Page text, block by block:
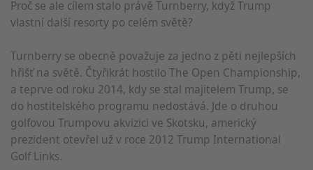
Proč se ale cílem stalo právě Turnberry, když Trump
vlastní další resorty po celém světě?
Turnberry se obecně považuje za jedno z pěti nejlepších
hřišť na světě. Čtyřikrát hostilo The Open Championship,
a teprve od roku 2014, kdy se stal majitelem Trump, se
do hostitelského programu nedostává. Jde o druhou
golfovou Trumpovu akvizici ve Skotsku, americký
prezident otevřel už v roce 2012 Trump International
Golf Links.